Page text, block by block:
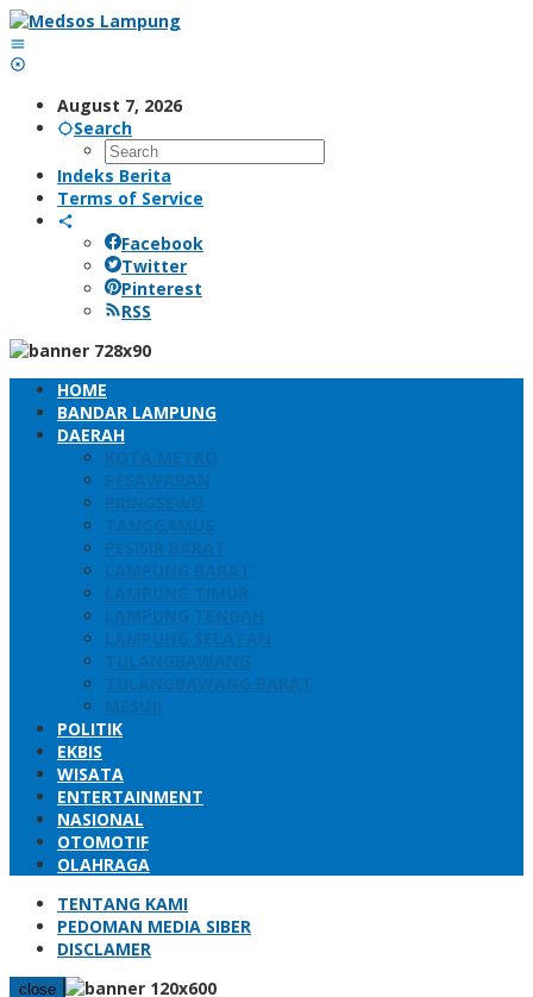
Skip
to
content
August 7, 2026
Search
Indeks Berita
Terms of Service
Facebook
Twitter
Pinterest
RSS
HOME
BANDAR LAMPUNG
DAERAH
KOTA METRO
PESAWARAN
PRINGSEWU
TANGGAMUS
PESISIR BARAT
LAMPUNG BARAT
LAMPUNG TIMUR
LAMPUNG TENGAH
LAMPUNG SELATAN
TULANGBAWANG
TULANGBAWANG BARAT
MESUJI
POLITIK
EKBIS
WISATA
ENTERTAINMENT
NASIONAL
OTOMOTIF
OLAHRAGA
TENTANG KAMI
PEDOMAN MEDIA SIBER
DISCLAMER
close